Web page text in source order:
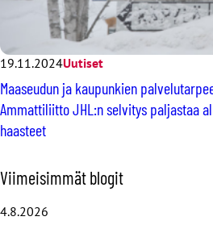
19.11.2024Uutiset
Maaseudun ja kaupunkien
Ammattiliitto JHL:n selvitys paljastaa
haasteet
O
h
Viimeisimmät blogit
4.8.2026